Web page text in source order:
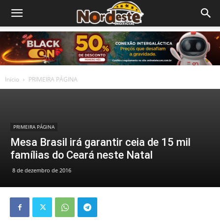
Início PRIMEIRA PÁGINA
PRIMEIRA PÁGINA
Mesa Brasil irá garantir ceia de 15 mil
famílias do Ceará neste Natal
8 de dezembro de 2016